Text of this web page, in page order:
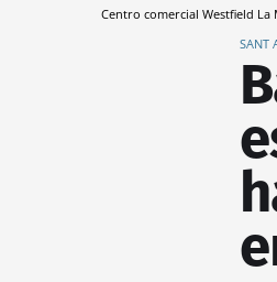
Centro comercial Westfield
SANT